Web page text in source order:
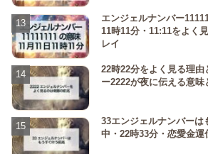
エンジェルナンバー
11時11分・11:11をよく
レイ
22時22分をよく見る理
ー2222が夜に伝える意味
33エンジェルナンバーは
中・22時33分・恋愛金運